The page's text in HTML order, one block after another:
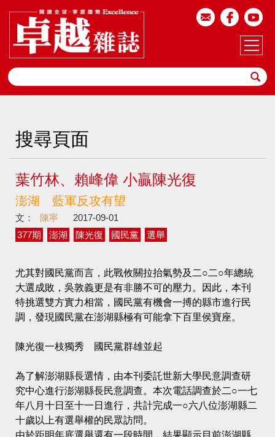
搜尋頁面
葉竹林、賴峰偉 小贏陳光復
澎湖 藍軍反攻有望
文： 陳寧
2017-09-01
377期
澎湖 陳光復 國民黨 選舉
尤其對國民黨而言，此戰攸關拉抬氣勢及二○二○年總統
大選成敗，吳敦義更是有非勝不可的壓力。因此，本刊
特挑選雙方實力相當，國民黨有機會一搏的縣市進行民
調，發現國民黨在澎湖縣極有可能拿下百里侯寶座。
陳光復一枝獨秀 國民黨群雄並起
為了解澎湖縣長選情，由本刊委託世新大學民意調查研
究中心進行澎湖縣長民意調查。本次電話調查於二○一七
年八月十日至十一日進行，共計完成一○六八位澎湖縣二
十歲以上有選舉權的民眾訪問。
由於距明年底選舉還有一段時間，結果顯示目前澎湖縣